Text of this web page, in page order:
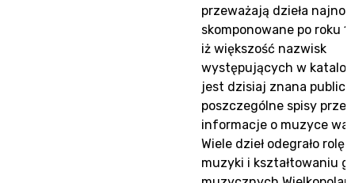
przeważają dzieła
skomponowane po roku
iż większość nazwisk
występujących w
jest dzisiaj znana
poszczególne spisy
informacje o muzyce
Wiele dzieł odegrało rolę
muzyki i kształtowaniu